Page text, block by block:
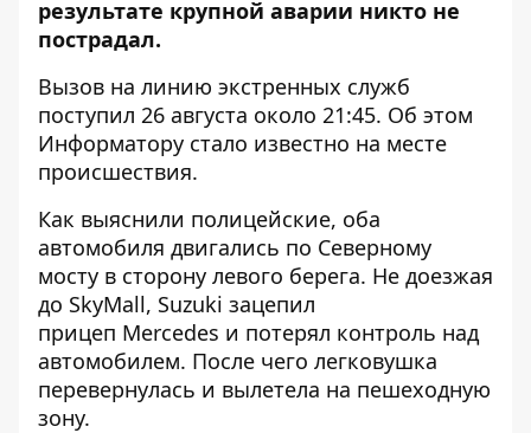
результате крупной аварии никто не
пострадал.
Вызов на линию экстренных служб
поступил 26 августа около 21:45. Об этом
Информатору стало известно на месте
происшествия.
Как выяснили полицейские, оба
автомобиля двигались по Северному
мосту в сторону левого берега. Не доезжая
до SkyMall, Suzuki зацепил
прицеп Mercedes и потерял контроль над
автомобилем. После чего легковушка
перевернулась и вылетела на пешеходную
зону.